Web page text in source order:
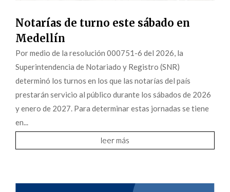
Notarías de turno este sábado en
Medellín
Por medio de la resolución 000751-6 del 2026, la
Superintendencia de Notariado y Registro (SNR)
determinó los turnos en los que las notarías del país
prestarán servicio al público durante los sábados de 2026
y enero de 2027. Para determinar estas jornadas se tiene
en...
leer más